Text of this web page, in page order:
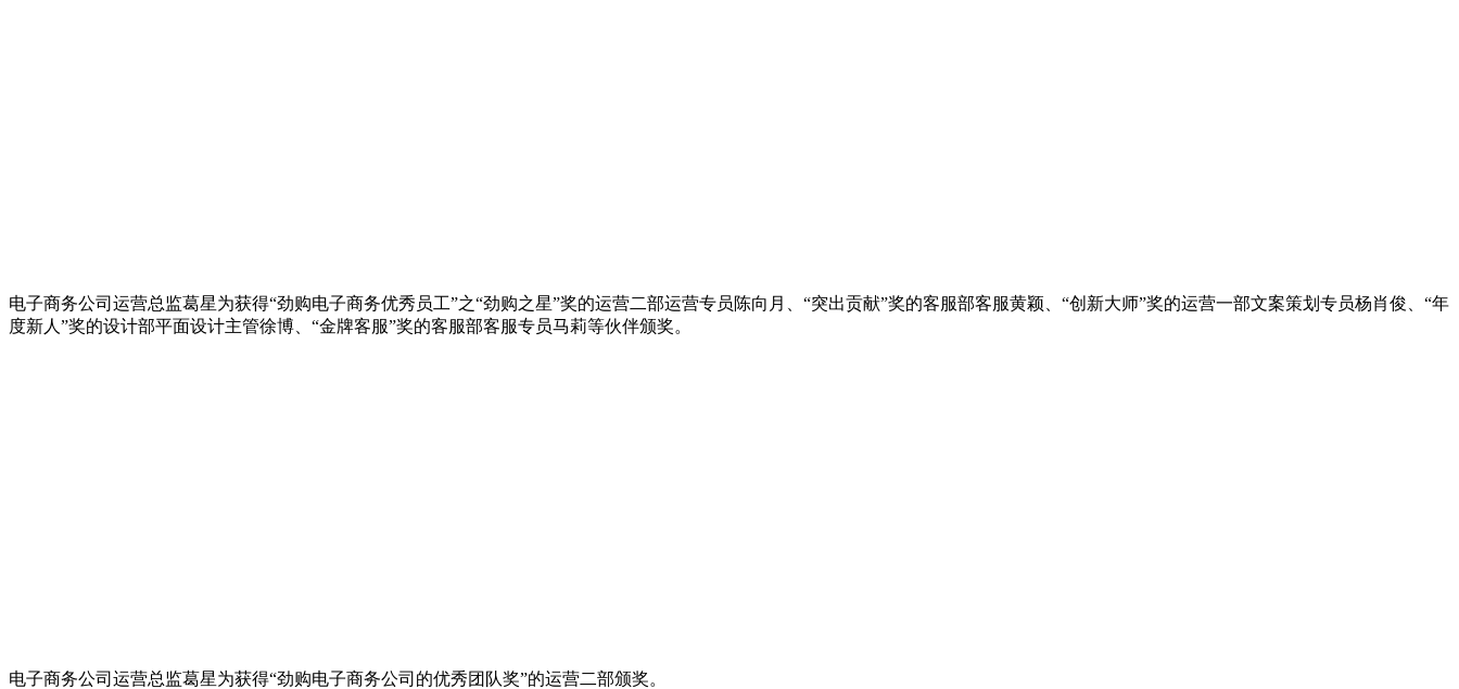
电子商务公司运营总监葛星为获得“劲购电子商务优秀员工”之“劲购之星”奖的运营二部运营专员陈向月、“突出贡献”奖的客服部客服黄颖、“创新大师”奖的运营一部文案策划专员杨肖俊、“年
度新人”奖的设计部平面设计主管徐博、“金牌客服”奖的客服部客服专员马莉等伙伴颁奖。
电子商务公司运营总监葛星为获得“劲购电子商务公司的优秀团队奖”的运营二部颁奖。